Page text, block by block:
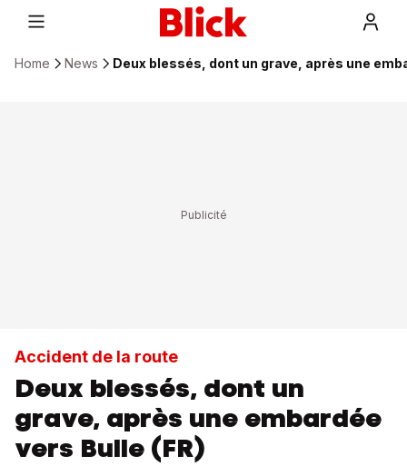
Home News Deux blessés, dont un grave, après une
Accident de la route
Deux blessés, dont un
grave, après une embardée
vers Bulle (FR)